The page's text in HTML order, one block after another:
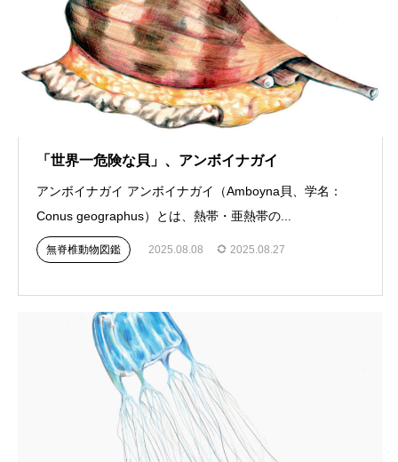
「世界一危険な貝」、アンボイナガイ
アンボイナガイ アンボイナガイ（Amboyna貝、学名：
Conus geographus）とは、熱帯・亜熱帯の...
無脊椎動物図鑑 2025.08.08 2025.08.27